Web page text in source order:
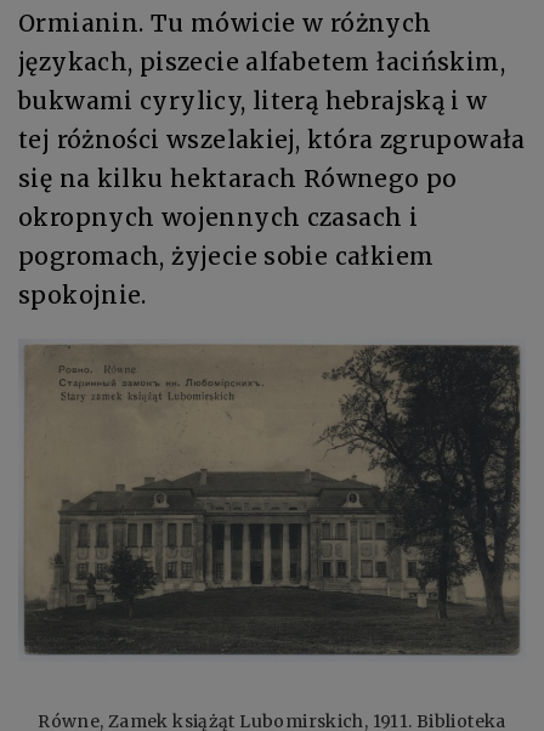
Ormianin. Tu mówicie w różnych
językach, piszecie alfabetem łacińskim,
bukwami cyrylicy, literą hebrajską i w
tej różności wszelakiej, która zgrupowała
się na kilku hektarach Równego po
okropnych wojennych czasach i
pogromach, żyjecie sobie całkiem
spokojnie.
Równe, Zamek książąt Lubomirskich, 1911. Biblioteka